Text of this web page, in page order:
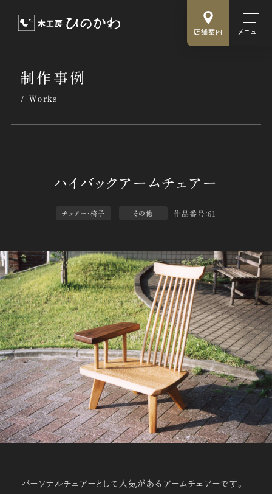
店舗案内 メニュー
制作事例
Works
チェアー・椅子 その他 作品番号：61
パーソナルチェアーとして人気があるアームチェアーです。